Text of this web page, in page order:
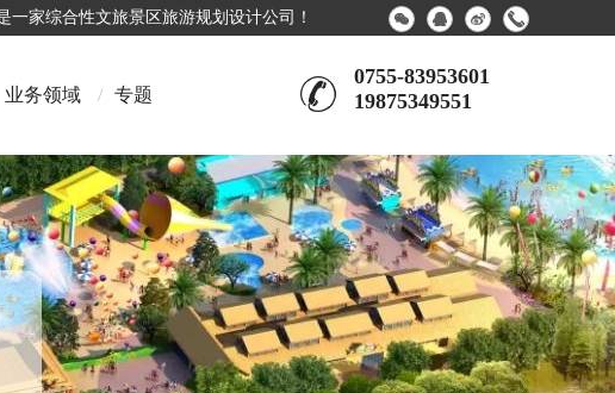
家综合性文旅景区旅游规划设计公司！
业务领域 / 专题
0755-83953601
19875349551